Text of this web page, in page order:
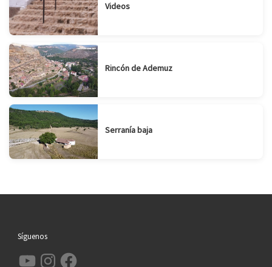
Videos
Rincón de Ademuz
Serranía baja
Síguenos
YouTube InstagramFacebook